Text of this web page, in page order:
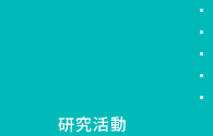
研究活動